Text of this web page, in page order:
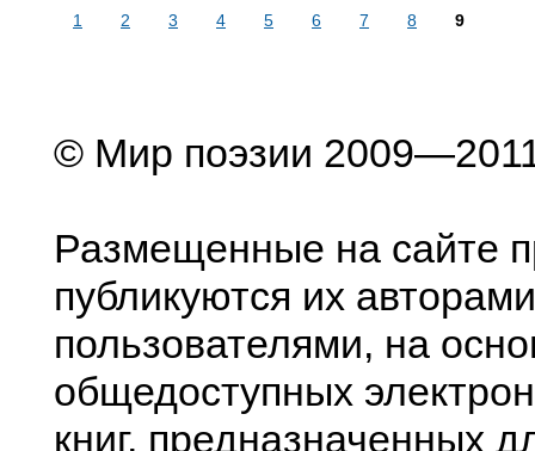
1 2 3 4 5 6 7 8 9
© Мир поэзии
Размещенные на сайте
публикуются их
пользователями, на
общедоступных
книг, предназначенных